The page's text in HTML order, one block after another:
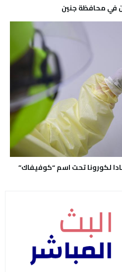
في محافظة جنين
لكورونا تحت اسم “كوفيفاك”